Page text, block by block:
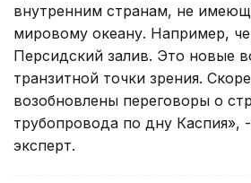
внутренним странам, не
мировому океану. Например,
Персидский залив. Это новые
транзитной точки зрения.
возобновлены переговоры о
трубопровода по дну Каспия»,
эксперт.